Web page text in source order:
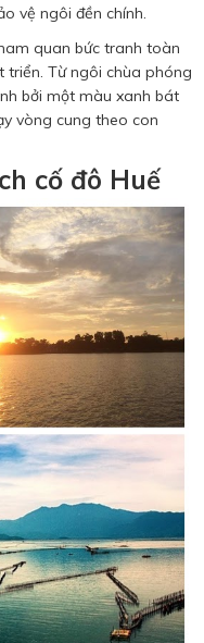
vệ ngôi đền chính.
quan bức tranh toàn
Từ ngôi chùa phóng
bởi một màu xanh bát
vòng cung theo con
cố đô Huế